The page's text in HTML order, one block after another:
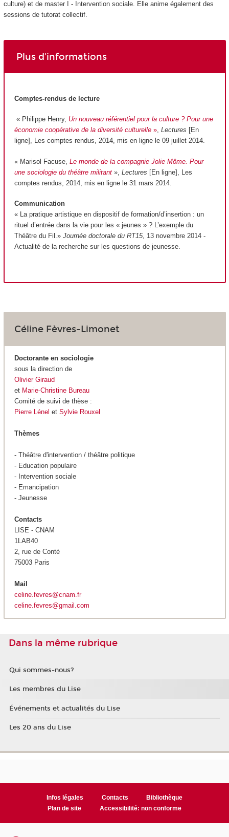
culture) et de master I - Intervention sociale. Elle anime également des
sessions de tutorat collectif.
Plus d'informations
Comptes-rendus de lecture
« Philippe Henry, Un nouveau référentiel pour la culture ? Pour une
économie coopérative de la diversité culturelle », Lectures [En
ligne], Les comptes rendus, 2014, mis en ligne le 09 juillet 2014.
« Marisol Facuse, Le monde de la compagnie Jolie Môme. Pour
une sociologie du théâtre militant », Lectures [En ligne], Les
comptes rendus, 2014, mis en ligne le 31 mars 2014.
Communication
« La pratique artistique en dispositif de formation/d’insertion : un
rituel d’entrée dans la vie pour les « jeunes » ? L’exemple du
Théâtre du Fil.» Journée doctorale du RT15, 13 novembre 2014 -
Actualité de la recherche sur les questions de jeunesse.
Céline Fèvres-Limonet
Doctorante en sociologie
sous la direction de
Olivier Giraud
et Marie-Christine Bureau
Comité de suivi de thèse :
Pierre Lénel et Sylvie Rouxel
Thèmes
- Théâtre d'intervention / théâtre politique
- Education populaire
- Intervention sociale
- Emancipation
- Jeunesse
Contacts
LISE - CNAM
1LAB40
2, rue de Conté
75003 Paris
Mail
celine.fevres@cnam.fr
celine.fevres@gmail.com
Dans la même rubrique
Qui sommes-nous?
Les membres du Lise
Événements et actualités du Lise
Les 20 ans du Lise
Infos légales Contacts
Bibliothèque
Plan de site
Accessibilité: non conforme